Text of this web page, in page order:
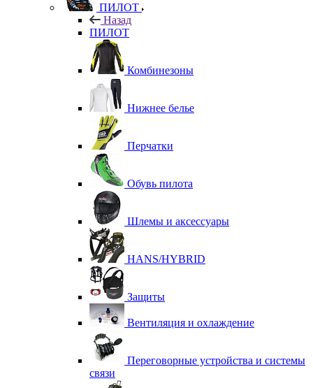
ПИЛОТ
Назад
ПИЛОТ
Комбинезоны
Нижнее белье
Перчатки
Обувь пилота
Шлемы и аксессуары
HANS/HYBRID
Защиты
Вентиляция и охлаждение
Переговорные устройства и системы
связи